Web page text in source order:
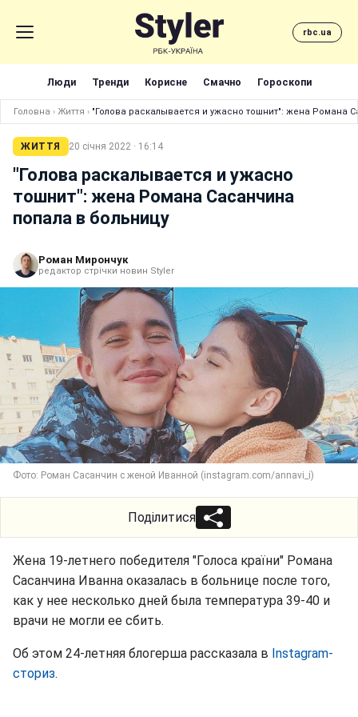
rbc.ua
Люди Тренди Корисне Смачно Гороскопи
Головна › Життя › "Голова раскалывается и ужасно тошнит": жена Романа
ЖИТТЯ 20 січня 2022 · 16:14
"Голова раскалывается и ужасно
тошнит": жена Романа Сасанчина
попала в больницу
Роман Мирончук
редактор стрічки новин Styler
Фото: Роман Сасанчин с женой Иванной (instagram.com/annavi_i)
Поділитися
Жена 19-летнего победителя "Голоса країни" Романа
Сасанчина Иванна оказалась в больнице после того,
как у нее несколько дней была температура 39-40 и
врачи не могли ее сбить.
Об этом 24-летняя блогерша рассказала в Instagram-
сториз.